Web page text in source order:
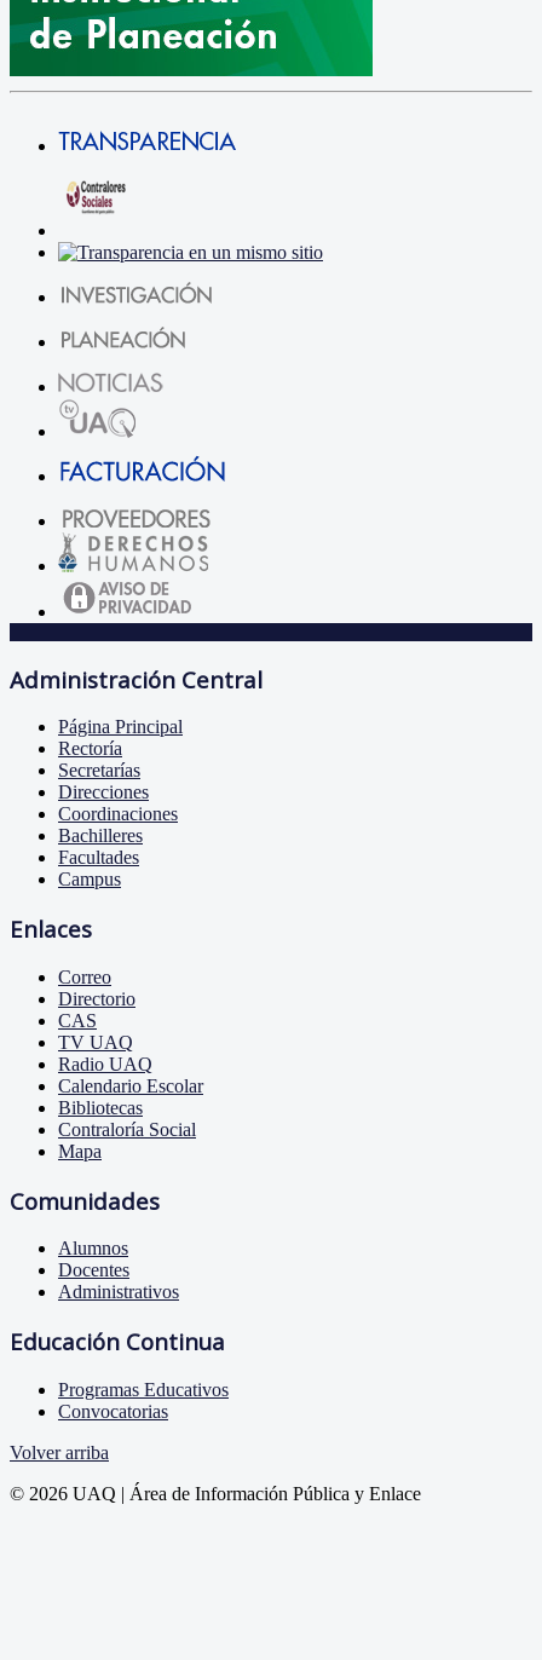
Administración Central
Página Principal
Rectoría
Secretarías
Direcciones
Coordinaciones
Bachilleres
Facultades
Campus
Enlaces
Correo
Directorio
CAS
TV UAQ
Radio UAQ
Calendario Escolar
Bibliotecas
Contraloría Social
Mapa
Comunidades
Alumnos
Docentes
Administrativos
Educación Continua
Programas Educativos
Convocatorias
Volver arriba
© 2026 UAQ | Área de Información Pública y Enlace